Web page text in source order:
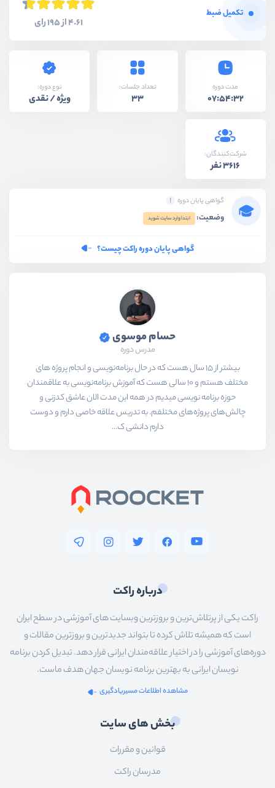
تکمیل ضبط
4.61 از 195 رای
مدت دوره
07:54:32
تعداد جلسات:
33
نوع دوره:
ویژه / نقدی
شرکت‌کنندگان:
3616 نفر
گواهی پایان دوره
وضعیت: ابتدا وارد سایت شوید
گواهی پایان دوره راکت چیست؟
حسام موسوی
مدرس دوره
بیشتر از ۱۵ سال هست که در حال برنامه‌نویسی و انجام پروژه های
مختلف هستم و ۱۰ سالی هست که آموزش برنامه‌نویسی به علاقمندان
حوزه برنامه نویسی میدیم در همه این مدت الان عاشق کدزنی و
چالش‌های پروژه‌های مختلفم. به تدریس علاقه خاصی دارم و دوست
دارم دانشی ک...
درباره راکت
راکت یکی از پرتلاش‌ترین و بروزترین وبسایت های آموزشی در سطح ایران
است که همیشه تلاش کرده تا بتواند جدیدترین و بروزترین مقالات و
دوره‌های آموزشی را در اختیار علاقه‌مندان ایرانی قرار دهد. تبدیل کردن برنامه
نویسان ایرانی به بهترین برنامه نویسان جهان هدف ماست.
مشاهده اطلاعات مسیریادگیری
بخش های سایت
قوانین و مقررات
مدرسان راکت